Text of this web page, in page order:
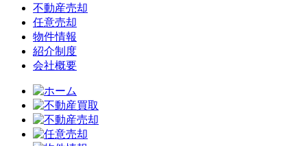
不動産売却
任意売却
物件情報
紹介制度
会社概要